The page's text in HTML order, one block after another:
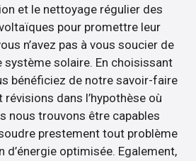
et le nettoyage régulier des
pour promettre leur
n’avez pas à vous soucier de
système solaire. En choisissant
bénéficiez de notre savoir-faire
révisions dans l’hypothèse où
nous trouvons être capables
prestement tout problème
d’énergie optimisée. Egalement,